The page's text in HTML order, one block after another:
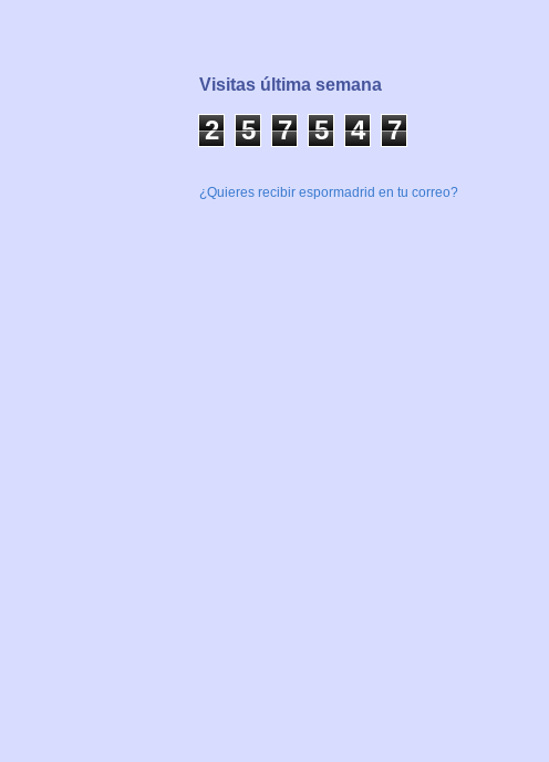
Visitas última semana
2 5 7 5 4 7
¿Quieres recibir espormadrid en tu correo?